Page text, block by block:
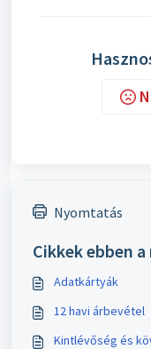
Nyomtatás
Cikkek ebben
Adatkártyák
12 havi árbevétel
Kintlévőség és